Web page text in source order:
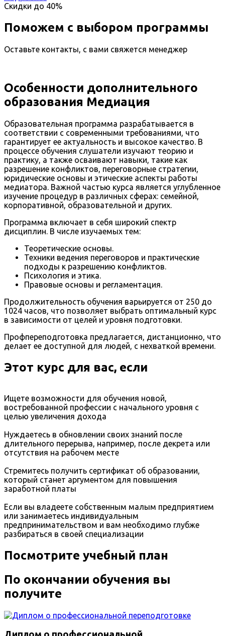
Скидки до 40%
Поможем с выбором программы
Оставьте контакты, с вами свяжется менеджер
Особенности дополнительного
образования Медиация
Образовательная программа разрабатывается в
соответствии с современными требованиями, что
гарантирует ее актуальность и высокое качество. В
процессе обучения слушатели изучают теорию и
практику, а также осваивают навыки, такие как
разрешение конфликтов, переговорные стратегии,
юридические основы и этические аспекты работы
медиатора. Важной частью курса является углубленное
изучение процедур в различных сферах: семейной,
корпоративной, образовательной и других.
Программа включает в себя широкий спектр
дисциплин. В числе изучаемых тем:
Теоретические основы.
Техники ведения переговоров и практические
подходы к разрешению конфликтов.
Психология и этика.
Правовые основы и регламентация.
Продолжительность обучения варьируется от 250 до
1024 часов, что позволяет выбрать оптимальный курс
в зависимости от целей и уровня подготовки.
Профпереподготовка предлагается, дистанционно, что
делает ее доступной для людей, с нехваткой времени.
Этот курс для вас, если
Ищете возможности для обучения новой,
востребованной профессии с начального уровня с
целью увеличения дохода
Нуждаетесь в обновлении своих знаний после
длительного перерыва, например, после декрета или
отсутствия на рабочем месте
Стремитесь получить сертификат об образовании,
который станет аргументом для повышения
заработной платы
Если вы владеете собственным малым предприятием
или занимаетесь индивидуальным
предпринимательством и вам необходимо глубже
разбираться в своей специализации
Посмотрите учебный план
По окончании обучения вы
получите